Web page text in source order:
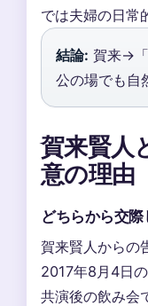
では夫婦の日常
結論: 賀来→
公の場でも自
賀来賢人
意の理由
どちらから交際
賀来賢人からの
2017年8月4日の
共演後の飲み会